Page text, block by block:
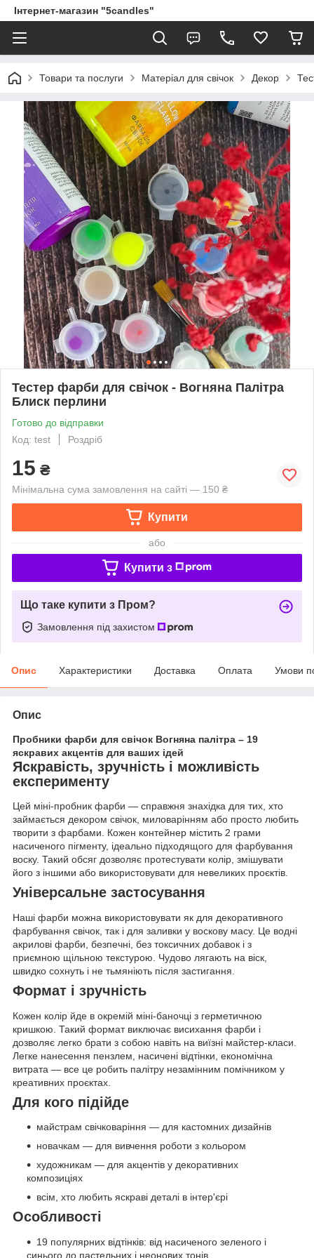
Інтернет-магазин "5candles"
Товари та послуги Матеріал для свічок Декор
Тестер фарби для свічок - Вогняна Палітра
Блиск перлини
Готово до відправки
Код: test
Роздріб
15 ₴
Мінімальна сума замовлення на сайті — 150 ₴
Купити
або
Купити з
Що таке купити з Пром?
Замовлення під захистом
Опис Характеристики Доставка Оплата Умови
Опис
Пробники фарби для свічок Вогняна палітра – 19
яскравих акцентів для ваших ідей
Яскравість, зручність і можливість
експерименту
Цей міні-пробник фарби — справжня знахідка для тих, хто
займається декором свічок, миловарінням або просто любить
творити з фарбами. Кожен контейнер містить 2 грами
насиченого пігменту, ідеально підходящого для фарбування
воску. Такий обсяг дозволяє протестувати колір, змішувати
його з іншими або використовувати для невеликих проєктів.
Універсальне застосування
Наші фарби можна використовувати як для декоративного
фарбування свічок, так і для заливки у воскову масу. Це водні
акрилові фарби, безпечні, без токсичних добавок і з
приємною щільною текстурою. Чудово лягають на віск,
швидко сохнуть і не тьмяніють після застигання.
Формат і зручність
Кожен колір йде в окремій міні-баночці з герметичною
кришкою. Такий формат виключає висихання фарби і
дозволяє легко брати з собою навіть на виїзні майстер-класи.
Легке нанесення пензлем, насичені відтінки, економічна
витрата — все це робить палітру незамінним помічником у
креативних проєктах.
Для кого підійде
майстрам свічковаріння — для кастомних дизайнів
новачкам — для вивчення роботи з кольором
художникам — для акцентів у декоративних
композиціях
всім, хто любить яскраві деталі в інтер'єрі
Особливості
19 популярних відтінків: від насиченого зеленого і
синього до пастельних і неонових тонів